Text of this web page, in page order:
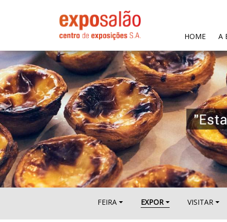
HOME A
FEIRA EXPOR VISITAR